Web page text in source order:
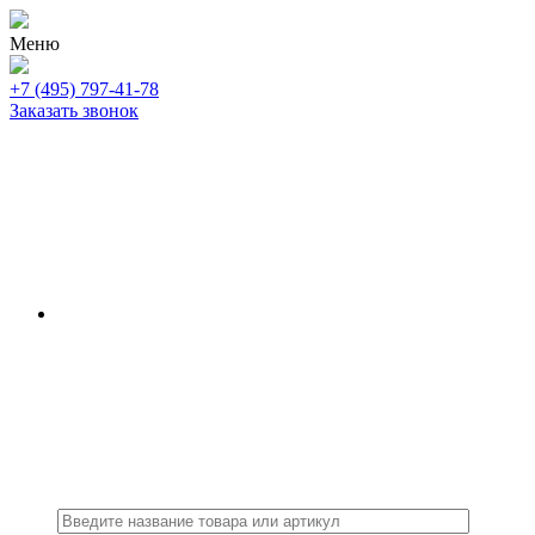
Меню
+7 (495) 797-41-78
Заказать звонок